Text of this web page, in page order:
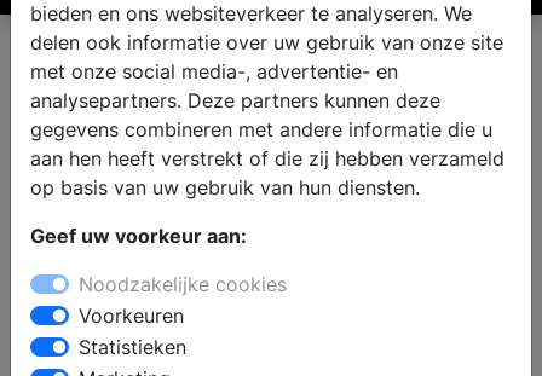
bieden en ons websiteverkeer te analyseren. We
delen ook informatie over uw gebruik van onze site
met onze social media-, advertentie- en
analysepartners. Deze partners kunnen deze
gegevens combineren met andere informatie die u
aan hen heeft verstrekt of die zij hebben verzameld
op basis van uw gebruik van hun diensten.
Geef uw voorkeur aan:
Noodzakelijke cookies
Voorkeuren
Statistieken